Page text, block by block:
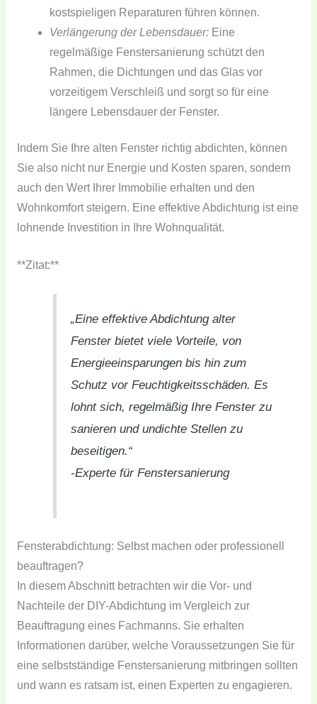
kostspieligen Reparaturen führen können.
Verlängerung der Lebensdauer: Eine
regelmäßige Fenstersanierung schützt den
Rahmen, die Dichtungen und das Glas vor
vorzeitigem Verschleiß und sorgt so für eine
längere Lebensdauer der Fenster.
Indem Sie Ihre alten Fenster richtig abdichten, können
Sie also nicht nur Energie und Kosten sparen, sondern
auch den Wert Ihrer Immobilie erhalten und den
Wohnkomfort steigern. Eine effektive Abdichtung ist eine
lohnende Investition in Ihre Wohnqualität.
**Zitat:**
„Eine effektive Abdichtung alter
Fenster bietet viele Vorteile, von
Energieeinsparungen bis hin zum
Schutz vor Feuchtigkeitsschäden. Es
lohnt sich, regelmäßig Ihre Fenster zu
sanieren und undichte Stellen zu
beseitigen.“
-Experte für Fenstersanierung
Fensterabdichtung: Selbst machen oder professionell
beauftragen?
In diesem Abschnitt betrachten wir die Vor- und
Nachteile der DIY-Abdichtung im Vergleich zur
Beauftragung eines Fachmanns. Sie erhalten
Informationen darüber, welche Voraussetzungen Sie für
eine selbstständige Fenstersanierung mitbringen sollten
und wann es ratsam ist, einen Experten zu engagieren.